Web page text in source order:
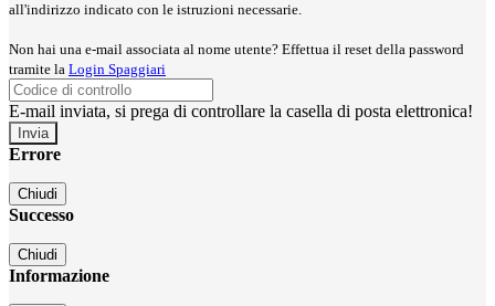
all'indirizzo indicato con le istruzioni necessarie.
Non hai una e-mail associata al nome utente? Effettua il reset della password
tramite la Login Spaggiari
E-mail inviata, si prega di controllare la casella di posta elettronica!
Errore
Chiudi
Successo
Chiudi
Informazione